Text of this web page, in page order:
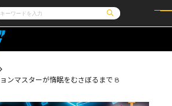
ライトノベル
ロサージュノベルス
通販・NEWS
ンマスターが惰眠をむさぼるまで 8